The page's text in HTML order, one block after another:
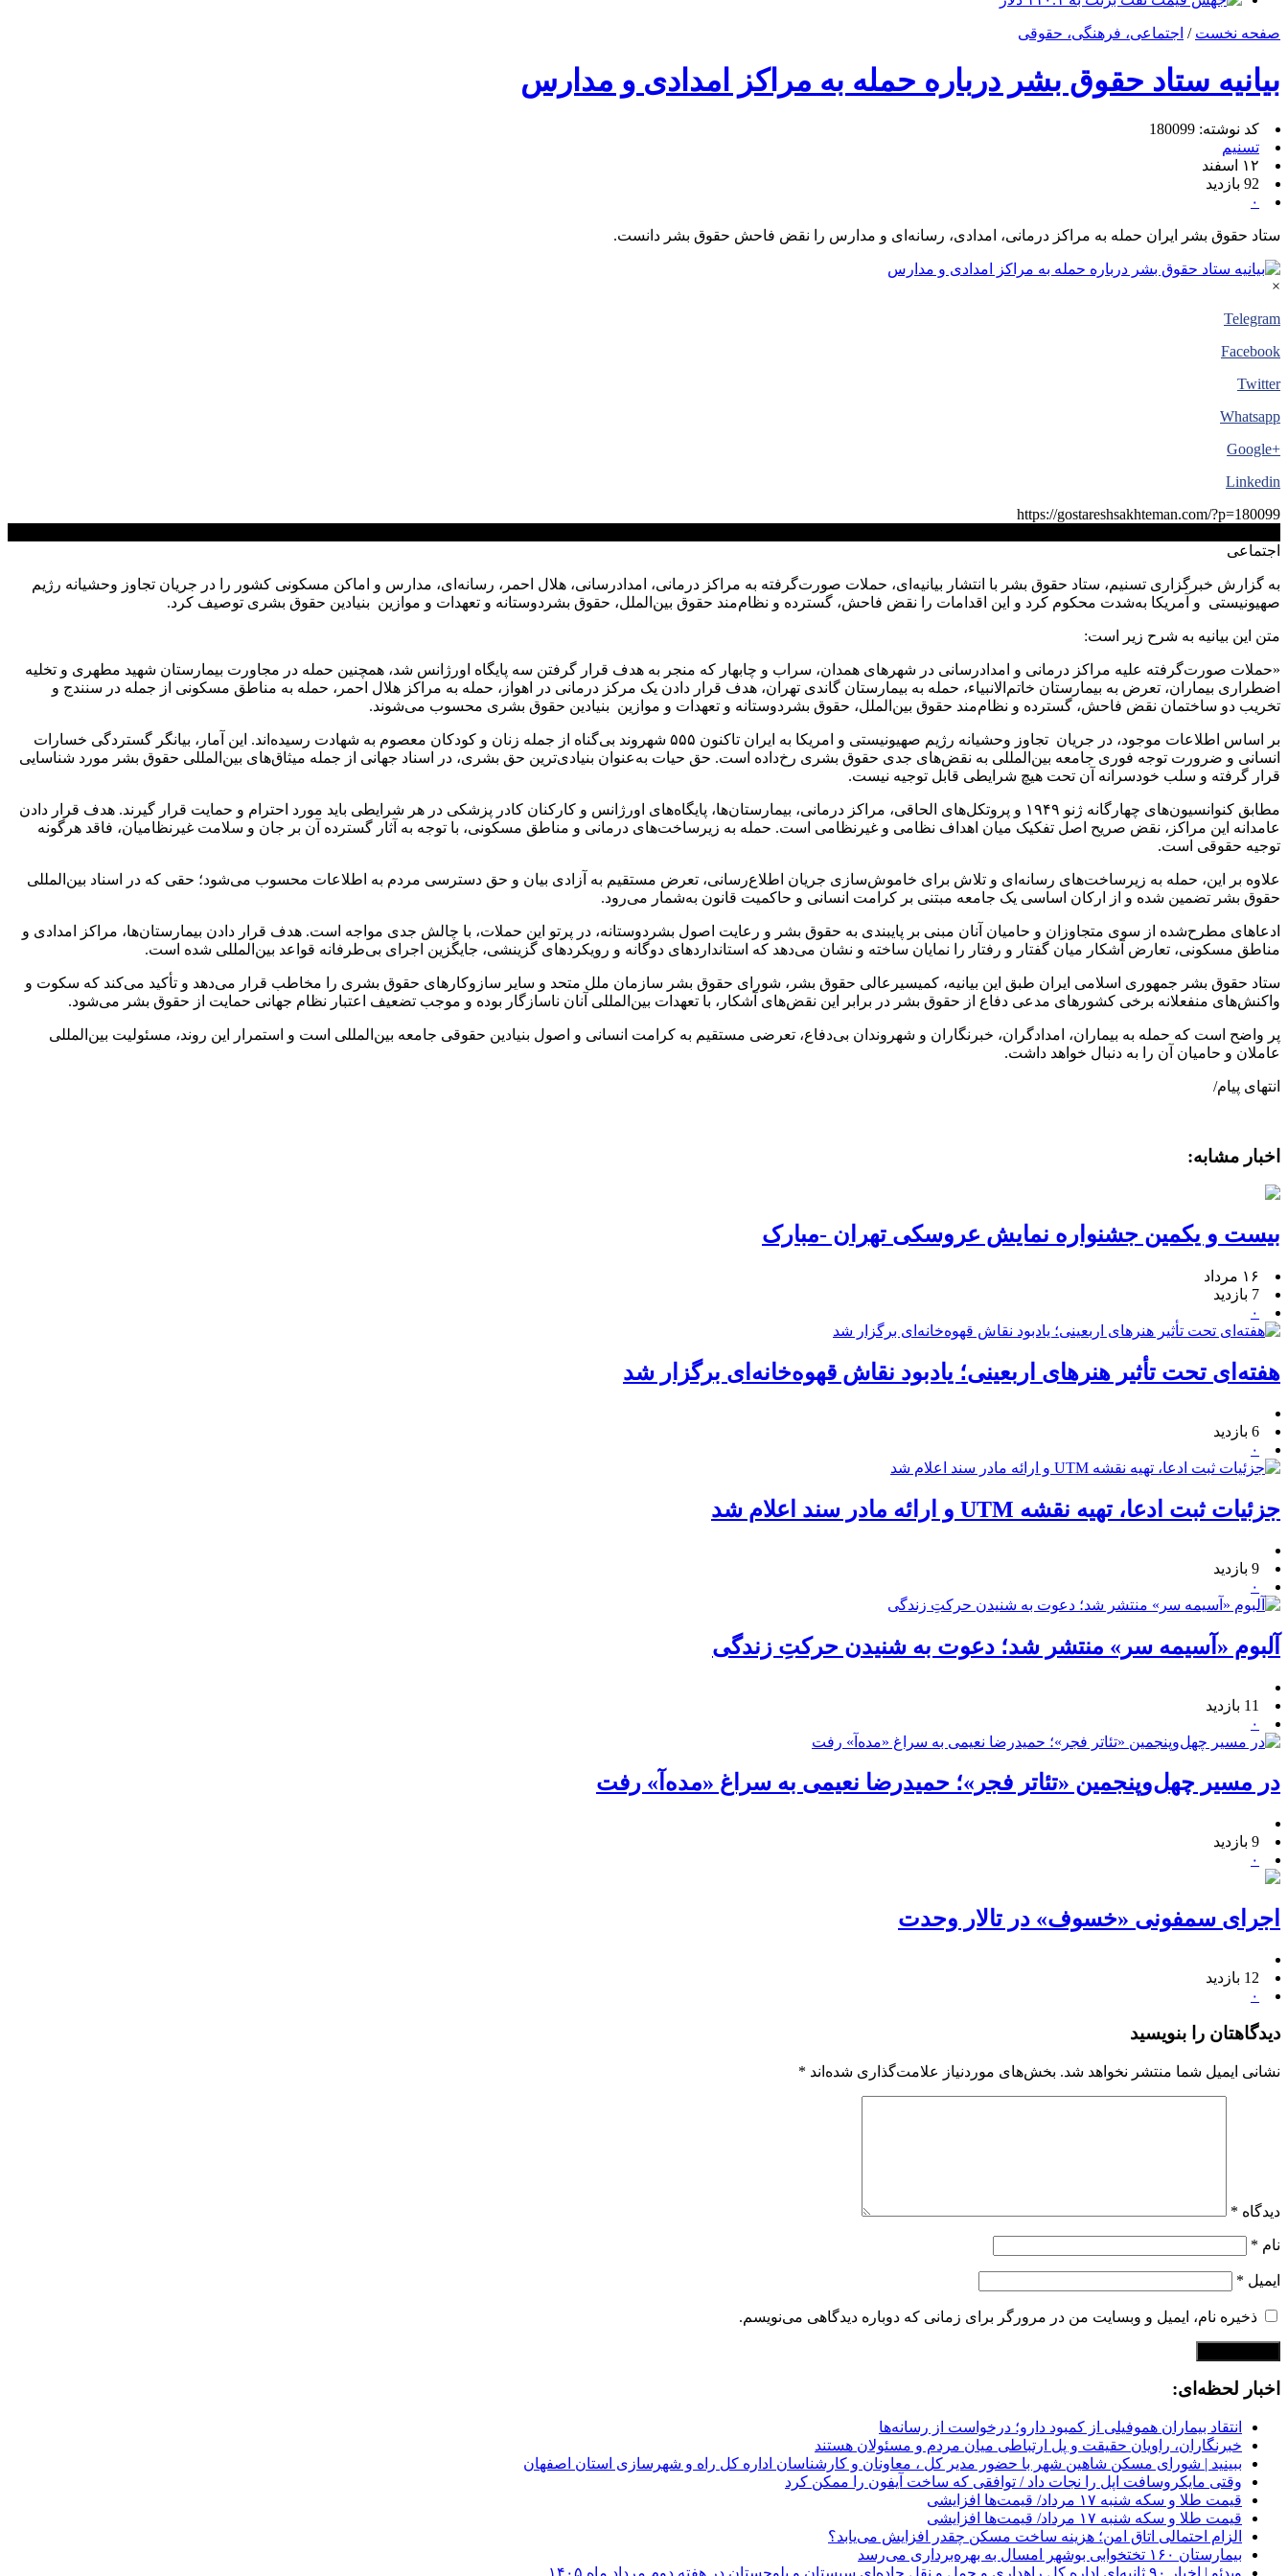
صفحه نخست / اجتماعی، فرهنگی، حقوقی
بیانیه ستاد حقوق بشر درباره حمله به مراکز امدادی و مدارس
کد نوشته: 180099
تسنیم
۱۲ اسفند
92 بازدید
۰
ستاد حقوق بشر ایران حمله به مراکز درمانی، امدادی، رسانه‌ای و مدارس را نقض فاحش حقوق بشر دانست.
×
Telegram
Facebook
Twitter
Whatsapp
+Google
Linkedin
https://gostareshsakhteman.com/?p=180099
اجتماعی
به گزارش خبرگزاری تسنیم، ستاد حقوق بشر با انتشار بیانیه‌ای، حملات صورت‌گرفته به مراکز درمانی، امدادرسانی، هلال احمر، رسانه‌ای، مدارس و اماکن مسکونی کشور را در جریان تجاوز وحشیانه رژیم
صهیونیستی و آمریکا به‌شدت محکوم کرد و این اقدامات را نقض فاحش، گسترده و نظام‌مند حقوق بین‌الملل، حقوق بشردوستانه و تعهدات و موازین بنیادین حقوق بشری توصیف کرد.
متن این بیانیه به شرح زیر است:
«حملات صورت‌گرفته علیه مراکز درمانی و امدادرسانی در شهر‌های همدان، سراب و چابهار که منجر به هدف قرار گرفتن سه پایگاه اورژانس شد، همچنین حمله در مجاورت بیمارستان شهید مطهری و تخلیه
اضطراری بیماران، تعرض به بیمارستان خاتم‌الانبیاء، حمله به بیمارستان گاندی تهران، هدف قرار دادن یک مرکز درمانی در اهواز، حمله به مراکز هلال احمر، حمله به مناطق مسکونی از جمله در سنندج و
تخریب دو ساختمان نقض فاحش، گسترده و نظام‌مند حقوق بین‌الملل، حقوق بشردوستانه و تعهدات و موازین بنیادین حقوق بشری محسوب می‌شوند.
بر اساس اطلاعات موجود، در جریان تجاوز وحشیانه رژیم صهیونیستی و امریکا به ایران تاکنون ۵۵۵ شهروند بی‌گناه از جمله زنان و کودکان معصوم به شهادت رسیده‌اند. این آمار، بیانگر گستردگی خسارات
انسانی و ضرورت توجه فوری جامعه بین‌المللی به نقض‌های جدی حقوق بشری رخ‌داده است. حق حیات به‌عنوان بنیادی‌ترین حق بشری، در اسناد جهانی از جمله میثاق‌های بین‌المللی حقوق بشر مورد شناسایی
قرار گرفته و سلب خودسرانه آن تحت هیچ شرایطی قابل توجیه نیست.
مطابق کنوانسیون‌های چهارگانه ژنو ۱۹۴۹ و پروتکل‌های الحاقی، مراکز درمانی، بیمارستان‌ها، پایگاه‌های اورژانس و کارکنان کادر پزشکی در هر شرایطی باید مورد احترام و حمایت قرار گیرند. هدف قرار دادن
عامدانه این مراکز، نقض صریح اصل تفکیک میان اهداف نظامی و غیرنظامی است. حمله به زیرساخت‌های درمانی و مناطق مسکونی، با توجه به آثار گسترده آن بر جان و سلامت غیرنظامیان، فاقد هرگونه
توجیه حقوقی است.
علاوه بر این، حمله به زیرساخت‌های رسانه‌ای و تلاش برای خاموش‌سازی جریان اطلاع‌رسانی، تعرض مستقیم به آزادی بیان و حق دسترسی مردم به اطلاعات محسوب می‌شود؛ حقی که در اسناد بین‌المللی
حقوق بشر تضمین شده و از ارکان اساسی یک جامعه مبتنی بر کرامت انسانی و حاکمیت قانون به‌شمار می‌رود.
ادعا‌های مطرح‌شده از سوی متجاوزان و حامیان آنان مبنی بر پایبندی به حقوق بشر و رعایت اصول بشردوستانه، در پرتو این حملات، با چالش جدی مواجه است. هدف قرار دادن بیمارستان‌ها، مراکز امدادی و
مناطق مسکونی، تعارض آشکار میان گفتار و رفتار را نمایان ساخته و نشان می‌دهد که استاندارد‌های دوگانه و رویکرد‌های گزینشی، جایگزین اجرای بی‌طرفانه قواعد بین‌المللی شده است.
ستاد حقوق بشر جمهوری اسلامی ایران طبق این بیانیه، کمیسیرعالی حقوق بشر، شورای حقوق بشر سازمان ملل متحد و سایر سازوکار‌های حقوق بشری را مخاطب قرار می‌دهد و تأکید می‌کند که سکوت و
واکنش‌های منفعلانه برخی کشور‌های مدعی دفاع از حقوق بشر در برابر این نقض‌های آشکار، با تعهدات بین‌المللی آنان ناسازگار بوده و موجب تضعیف اعتبار نظام جهانی حمایت از حقوق بشر می‌شود.
پر واضح است که حمله به بیماران، امدادگران، خبرنگاران و شهروندان بی‌دفاع، تعرضی مستقیم به کرامت انسانی و اصول بنیادین حقوقی جامعه بین‌المللی است و استمرار این روند، مسئولیت بین‌المللی
عاملان و حامیان آن را به دنبال خواهد داشت.
انتهای پیام/
اخبار مشابه:
بیست و یکمین جشنواره نمایش عروسکی تهران -مبارک
۱۶ مرداد
7 بازدید
۰
هفته‌ای تحت تأثیر هنرهای اربعینی؛ یادبود نقاش قهوه‌خانه‌ای برگزار شد
6 بازدید
۰
جزئیات ثبت ادعا، تهیه نقشه UTM و ارائه مادر سند اعلام شد
9 بازدید
۰
آلبوم «آسیمه سر» منتشر شد؛ دعوت به شنیدن حرکتِ زندگی
11 بازدید
۰
در مسیر چهل‌وپنجمین «تئاتر فجر»؛ حمیدرضا نعیمی به سراغ «مده‌آ» رفت
9 بازدید
۰
اجرای سمفونی «خسوف» در تالار وحدت
12 بازدید
۰
دیدگاهتان را بنویسید
نشانی ایمیل شما منتشر نخواهد شد. بخش‌های موردنیاز علامت‌گذاری شده‌اند *
دیدگاه *
نام *
ایمیل *
ذخیره نام، ایمیل و وبسایت من در مرورگر برای زمانی که دوباره دیدگاهی می‌نویسم.
اخبار لحظه‌ای:
انتقاد بیماران هموفیلی از کمبود دارو؛ درخواست از رسانه‌ها
خبرنگاران، راویان حقیقت و پل ارتباطی میان مردم و مسئولان هستند
ببینید | شورای مسکن شاهین شهر با حضور مدیر کل ، معاونان و کارشناسان اداره کل راه و شهرسازی استان اصفهان
وقتی مایکروسافت اپل را نجات داد / توافقی که ساخت آیفون را ممکن کرد
قیمت طلا و سکه شنبه ۱۷ مرداد/ قیمت‌ها افزایشی
قیمت طلا و سکه شنبه ۱۷ مرداد/ قیمت‌ها افزایشی
الزام احتمالی اتاق امن؛ هزینه ساخت مسکن چقدر افزایش می‌یابد؟
بیمارستان ۱۶۰ تختخوابی بوشهر امسال به بهره‌برداری می‌رسد
ویدئو | اخبار ۹۰ ثانیه‌ای اداره کل راهداری و حمل و نقل جاده‌ای سیستان و بلوچستان در هفته دوم مرداد ماه ۱۴۰۵